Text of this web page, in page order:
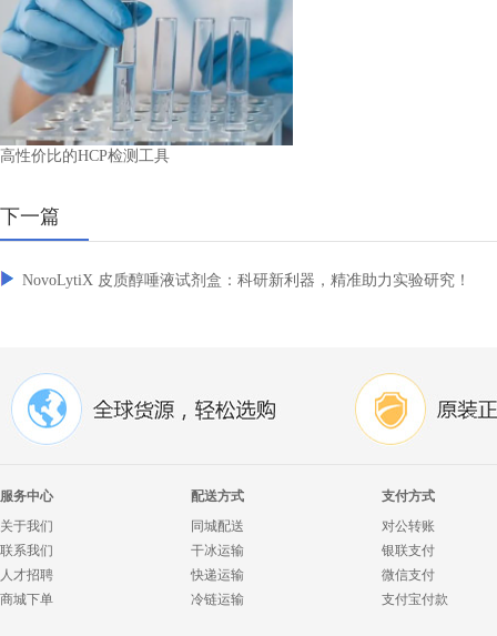
高性价比的HCP检测工具
下一篇
NovoLytiX 皮质醇唾液试剂盒：科研新利器，精准助力实验研究！
服务中心
关于我们
联系我们
人才招聘
商城下单
配送方式
同城配送
干冰运输
快递运输
冷链运输
支付方式
对公转账
银联支付
微信支付
支付宝付款